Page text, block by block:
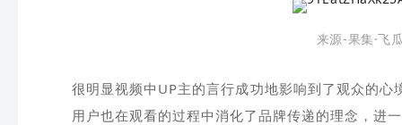
来源-果集·飞
很明显视频中UP主的言行成功地影响到了观众的
用户也在观看的过程中消化了品牌传递的理念，进